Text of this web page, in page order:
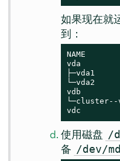
如果现在就
到：
NAME
vda
├─vda1
└─vda2
vdb
vdc
使用磁盘 /
备 /dev/